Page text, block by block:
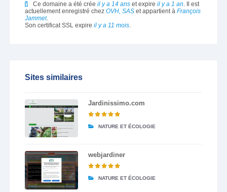
Ce domaine a été crée il y a 14 anset expire il y a 1 an. Il est
actuellement enregistré chez OVH, SASet appartient à François
Jammet.
Son certificat SSL expire il y a 11 mois.
Sites similaires
Jardinissimo.com
NATURE ET ÉCOLOGIE
webjardiner
NATURE ET ÉCOLOGIE